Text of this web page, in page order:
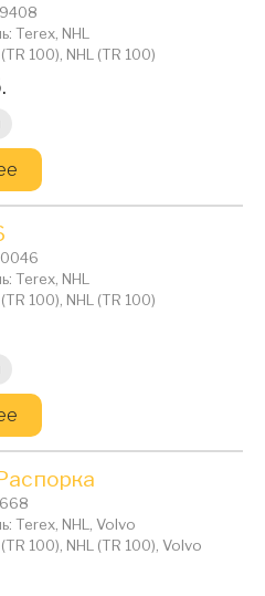
Terex, NHL
100), NHL (TR 100)
Terex, NHL
100), NHL (TR 100)
Terex, NHL, Volvo
100), NHL (TR 100), Volvo